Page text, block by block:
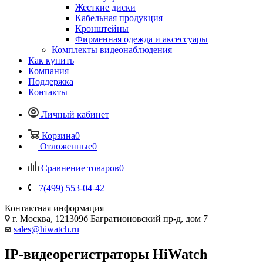
Жесткие диски
Кабельная продукция
Кронштейны
Фирменная одежда и аксессуары
Комплекты видеонаблюдения
Как купить
Компания
Поддержка
Контакты
Личный кабинет
Корзина0
Отложенные0
Сравнение товаров0
+7(499) 553-04-42
Контактная информация
г. Москва, 121309б Багратионовский пр-д, дом 7
sales@hiwatch.ru
IP-видеорегистраторы HiWatch